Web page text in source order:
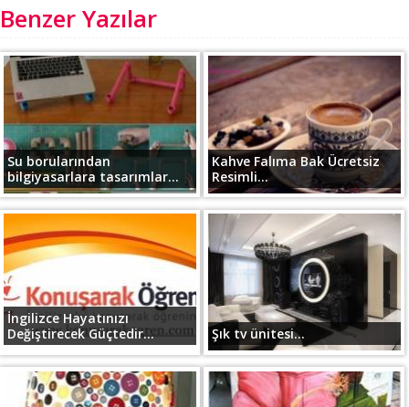
Benzer Yazılar
Su borularından
bilgiyasarlara tasarımlar...
Kahve Falıma Bak Ücretsiz
Resimli...
İngilizce Hayatınızı
Değiştirecek Güçtedir...
Şık tv ünitesi...